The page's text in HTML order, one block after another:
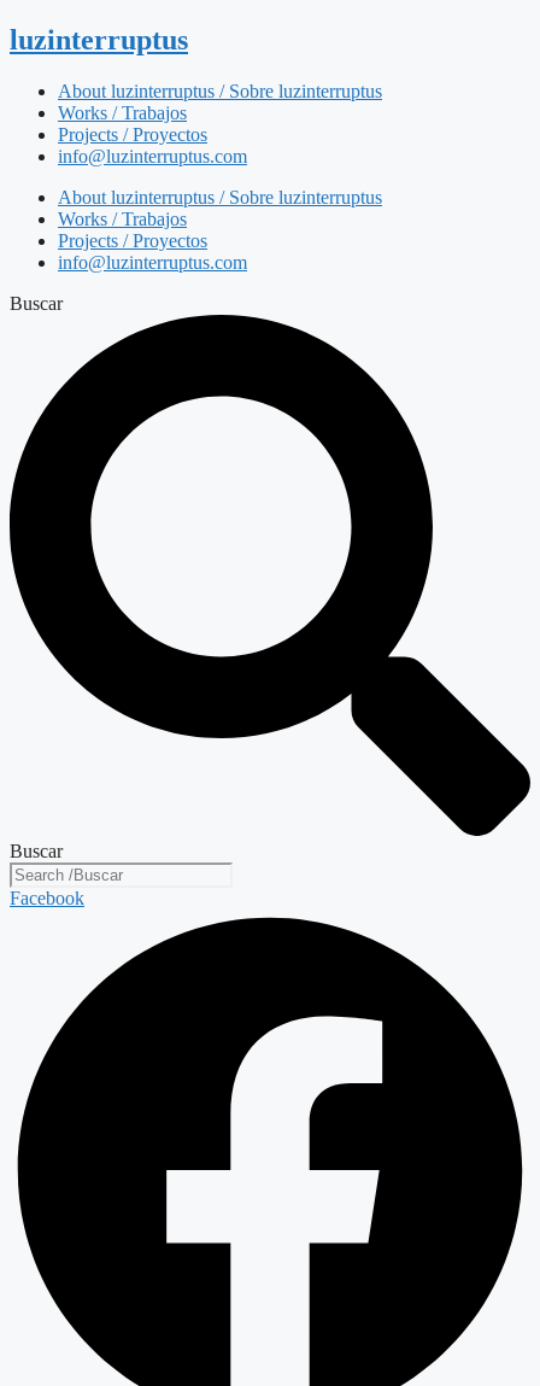
luzinterruptus
About luzinterruptus / Sobre luzinterruptus
Works / Trabajos
Projects / Proyectos
info@luzinterruptus.com
About luzinterruptus / Sobre luzinterruptus
Works / Trabajos
Projects / Proyectos
info@luzinterruptus.com
Buscar
Buscar
Facebook